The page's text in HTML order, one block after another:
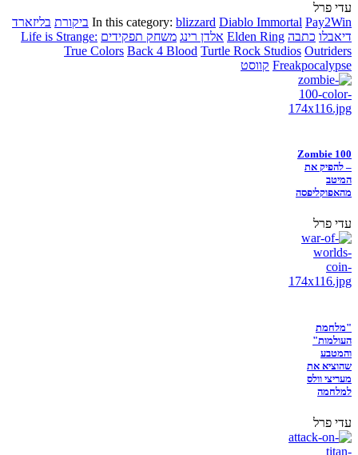
עדי פרל
In this category: blizzard Diablo Immortal Pay2Win ביקורת בליזארד
דיאבלו כתבה Elden Ring אלדן רינג משחק תפקידים Life is Strange:
True Colors Back 4 Blood Turtle Rock Studios Outriders
Freakpocalypse קווסט
Zombie 100
– להפיק את
המיטב
מהאפוקליפסה
עדי פרל
"מלחמת
העולמות"
והמטבע
שהוציא את
מעריצי וולס
למלחמה
עדי פרל